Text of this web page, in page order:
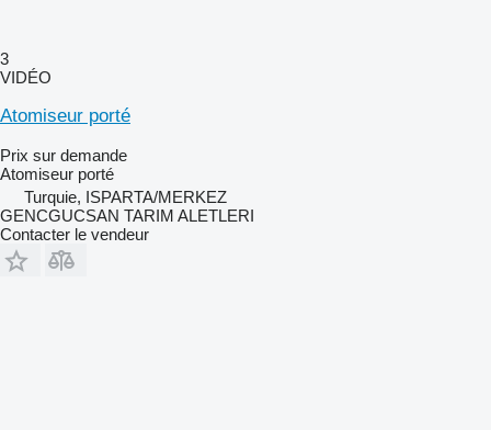
3
VIDÉO
Atomiseur porté
Prix sur demande
Atomiseur porté
Turquie, ISPARTA/MERKEZ
GENCGUCSAN TARIM ALETLERI
Contacter le vendeur